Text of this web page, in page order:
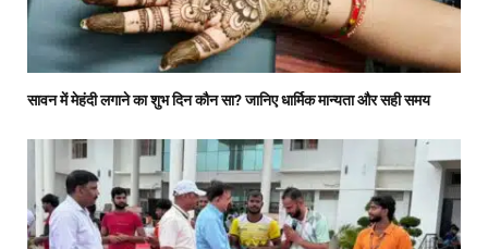
सावन में मेहंदी लगाने का शुभ दिन कौन सा? जानिए धार्मिक मान्यता और सही समय